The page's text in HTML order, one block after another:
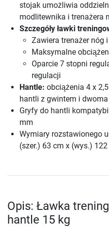
stojak umożliwia
modlitewnika i trenażera
Szczegóły ławki
Zawiera trenażer nóg
Maksymalne
Oparcie 7 stopni
regulacji
Hantle: obciążenia 4 x
hantli z gwintem i
Gryfy do hantli
mm
Wymiary rozstawionego
(szer.) 63 cm x (wys.)
Opis: Ławka
hantle 15 kg